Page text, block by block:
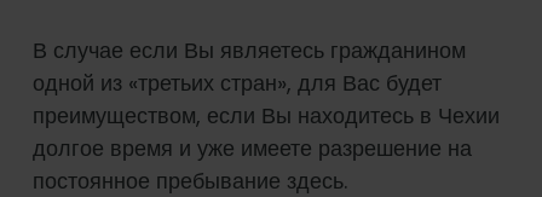
В случае если Вы являетесь гражданином
одной из «третьих стран», для Вас будет
преимуществом, если Вы находитесь в Чехии
долгое время и уже имеете разрешение на
постоянное пребывание здесь.